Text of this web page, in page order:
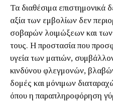
Τα διαθέσιμα επιστημονικά
αξία των εμβολίων δεν
σοβαρών λοιμώξεων και
τους. Η προστασία που
υγεία των ματιών,
κινδύνου φλεγμονών,
δομές και μόνιμων
όπου η παραπληροφόρηση